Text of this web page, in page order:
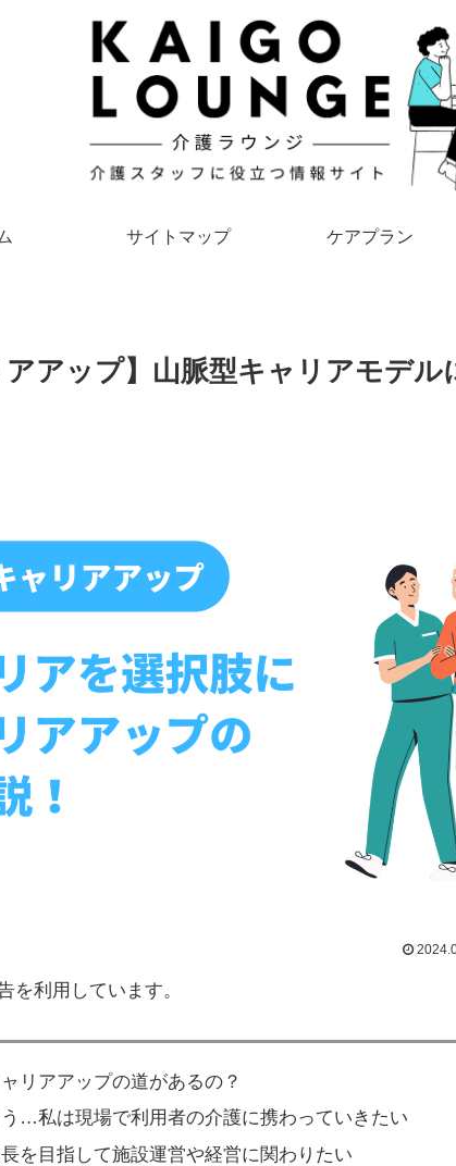
サイトマップ ケアプラン
アアップ】山脈型キャリアモデル
利用しています。
リアアップの道があるの？
…私は現場で利用者の介護に携わっていきたい
を目指して施設運営や経営に関わりたい